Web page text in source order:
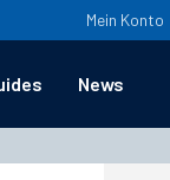
Mein Konto
News